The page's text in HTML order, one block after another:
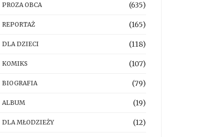
PROZA OBCA (635)
REPORTAŻ (165)
DLA DZIECI (118)
KOMIKS (107)
BIOGRAFIA (79)
ALBUM (19)
DLA MŁODZIEŻY (12)